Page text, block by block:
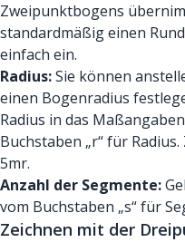
Zweipunktbogens
standardmäßig einen
einfach ein.
Radius:Sie können
einen Bogenradius
Radius in das
Buchstaben „r“ für
5mr.
Anzahl der Segmente:
vom Buchstaben „s“ für
Zeichnen mit der